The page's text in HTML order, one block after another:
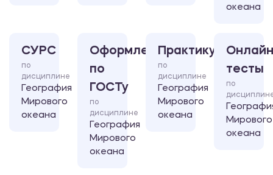
океана
СУРС
по
дисциплине
География
Мирового
океана
Оформление
по
ГОСТу
по
дисциплине
География
Мирового
океана
Практикум
по
дисциплине
География
Мирового
океана
тесты
по
Мирового
океана